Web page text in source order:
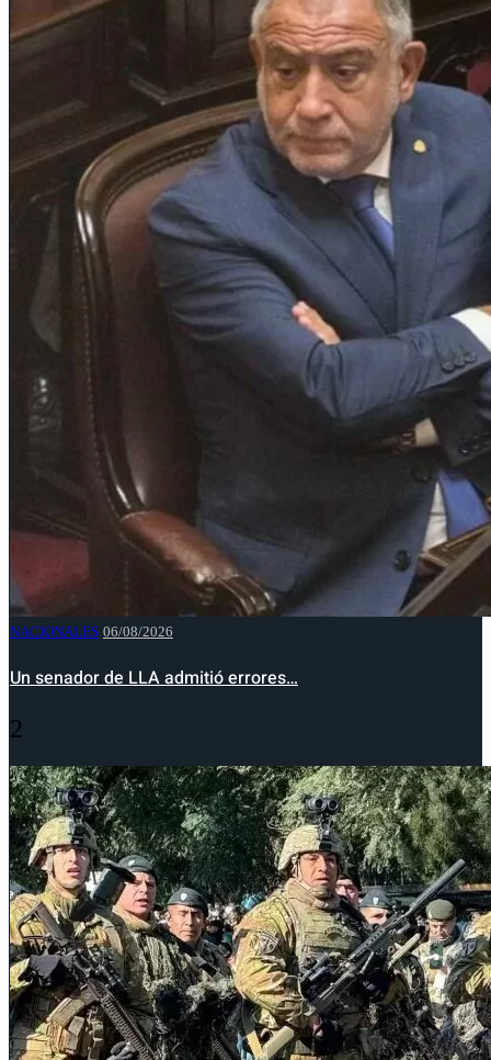
NACIONALES 06/08/2026
Un senador de LLA admitió errores…
2